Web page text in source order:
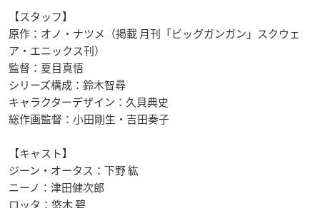
【スタッフ】
原作：オノ・ナツメ（掲載 月刊「ビッグガンガン」スクウェ
ア・エニックス刊）
監督：夏目真悟
シリーズ構成：鈴木智尋
キャラクターデザイン：久貝典史
総作画監督：小田剛生・吉田奏子
【キャスト】
ジーン・オータス：下野 紘
ニーノ：津田健次郎
ロッタ：悠木 碧